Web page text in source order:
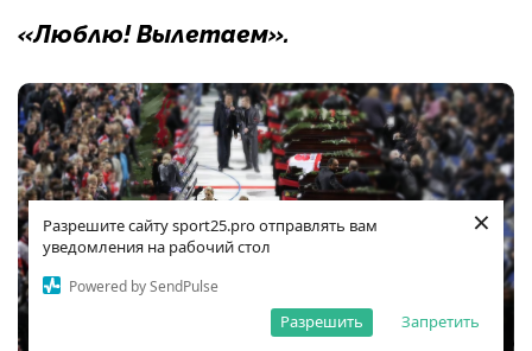
Разрешите сайту sport25.pro отправлять вам
уведомления на рабочий стол
Powered by SendPulse
Запретить
Разрешить
×
«Люблю! Вылетаем».